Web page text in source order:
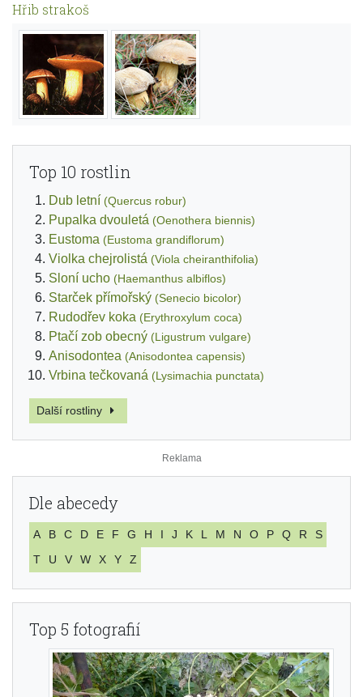
Hřib strakoš
Top 10 rostlin
Dub letní (Quercus robur)
Pupalka dvouletá (Oenothera biennis)
Eustoma (Eustoma grandiflorum)
Violka chejrolistá (Viola cheiranthifolia)
Sloní ucho (Haemanthus albiflos)
Starček přímořský (Senecio bicolor)
Rudodřev koka (Erythroxylum coca)
Ptačí zob obecný (Ligustrum vulgare)
Anisodontea (Anisodontea capensis)
Vrbina tečkovaná (Lysimachia punctata)
Další rostliny
Dle abecedy
A B C D E F G H I J K L M N O P Q R
S
T
U V W X Y Z
Top 5 fotografií